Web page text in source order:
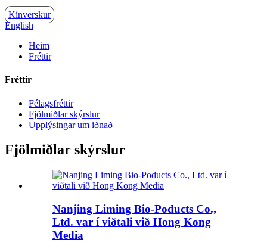
Kínverskur
English
Heim
Fréttir
Fréttir
Félagsfréttir
Fjölmiðlar skýrslur
Upplýsingar um iðnað
Fjölmiðlar skýrslur
Nanjing Liming Bio-Poducts Co.,
Ltd. var í viðtali við Hong Kong
Media